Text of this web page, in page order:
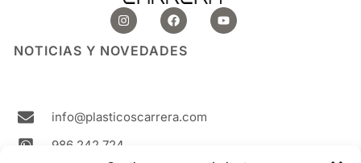
I
n
s
t
a
F
a
c
e
b
Y
o
u
NOTICIAS Y NOVEDADES
info@plasticoscarrera.com
986 242 724